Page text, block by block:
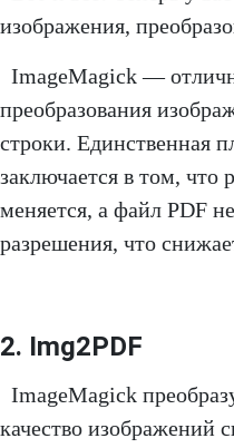
изображения,
ImageMagick —
преобразования
строки. Единственная
заключается в том, что
меняется, а файл PDF
разрешения, что
2. Img2PDF
ImageMagick
качество изображений